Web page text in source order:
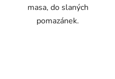
masa, do slaných
pomazánek.